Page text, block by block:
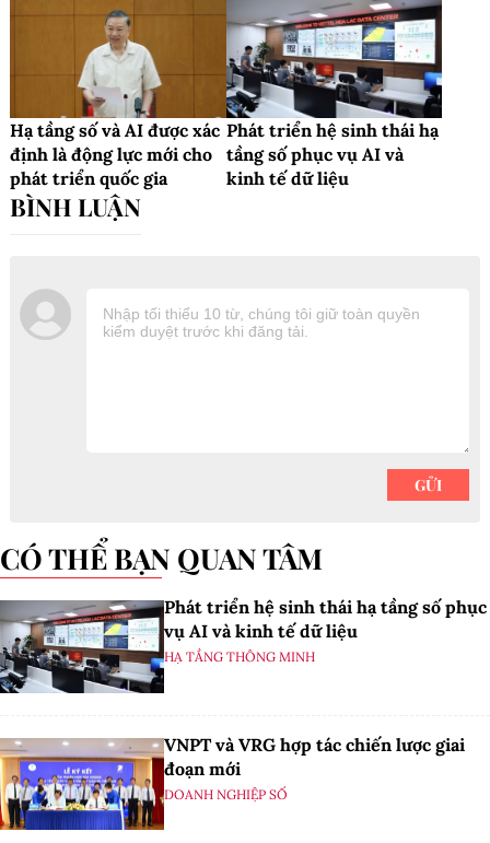
Hạ tầng số và AI được xác
định là động lực mới cho
phát triển quốc gia
Phát triển hệ sinh thái hạ
tầng số phục vụ AI và
kinh tế dữ liệu
CÓ THỂ BẠN QUAN TÂM
Phát triển hệ sinh thái hạ tầng số phục
vụ AI và kinh tế dữ liệu
HẠ TẦNG THÔNG MINH
VNPT và VRG hợp tác chiến lược giai
đoạn mới
DOANH NGHIỆP SỐ